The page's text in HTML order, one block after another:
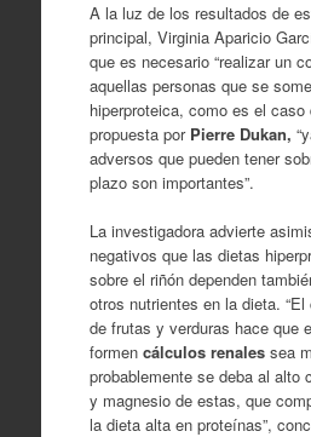
A la luz de los resultados de
principal, Virginia Aparicio
que es necesario “realizar un
aquellas personas que se
hiperproteica, como es el caso
propuesta por Pierre Dukan,
adversos que pueden tener
plazo son importantes”.
La investigadora advierte
negativos que las dietas
sobre el riñón dependen
otros nutrientes en la dieta.
de frutas y verduras hace que
formen cálculos renalessea
probablemente se deba al alto
y magnesio de estas, que
la dieta alta en proteínas”,